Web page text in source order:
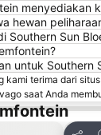
menyediakan
hewan
Southern Sun
untuk Southern
kami terima dari
saat Anda